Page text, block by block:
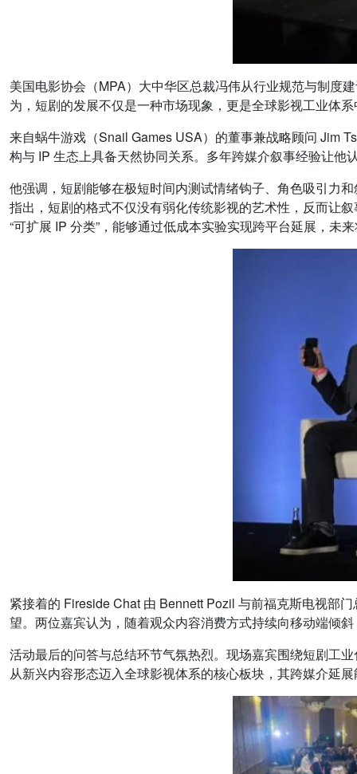
美国电影协会（MPA）大中华区总裁冯伟从行业规范与制度
为，短剧的发展不仅是一种市场现象，更是全球影视工业体
来自蜗牛游戏（Snail Games USA）的董事兼战略顾问 Jim
构与 IP 生态上具备天然协同关系。多年跨媒介叙事经验让他
他强调，短剧能够在极短时间内测试情绪钩子、角色吸引力
指出，短剧的格式不仅没有弱化传统影视的艺术性，反而让
“可扩展 IP 分类”，能够通过低成本实验实现跨平台延展，未
紧接着的 Fireside Chat 由 Bennett Pozil 与前福克斯电视部
望。两位嘉宾认为，随着观众内容消费方式持续向移动端倾
活动最后的问答与总结环节气氛热烈。现场嘉宾围绕短剧工
从新兴内容形态迈入全球影视体系的核心板块，其跨媒介延